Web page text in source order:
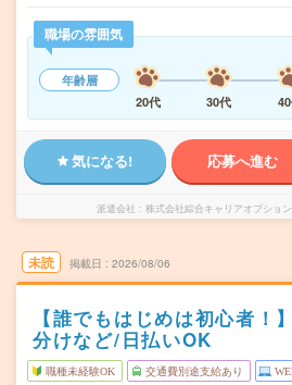
職場の雰囲気
年齢層
20代
30代
気になる! 応募へ進む
派遣会社 株式会社綜合キャリアオプショ
未読 掲載日 2026/08/06
【誰でもはじめは初心者！
分けなど/日払いOK
職種未経験OK 交通費別途支給あり